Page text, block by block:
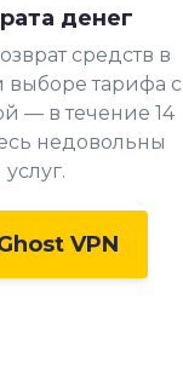
денег
средств в
выборе тарифа с
— в течение 14
недовольны
VPN